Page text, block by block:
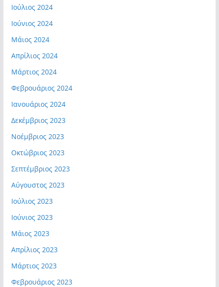
Ιούλιος 2024
Ιούνιος 2024
Μάιος 2024
Απρίλιος 2024
Μάρτιος 2024
Φεβρουάριος 2024
Ιανουάριος 2024
Δεκέμβριος 2023
Νοέμβριος 2023
Οκτώβριος 2023
Σεπτέμβριος 2023
Αύγουστος 2023
Ιούλιος 2023
Ιούνιος 2023
Μάιος 2023
Απρίλιος 2023
Μάρτιος 2023
Φεβρουάριος 2023